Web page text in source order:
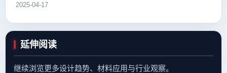
2025-04-17
延伸阅读
继续浏览更多设计趋势、材料应用与行业观察。